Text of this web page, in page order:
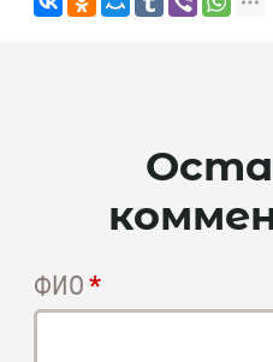
ФИО